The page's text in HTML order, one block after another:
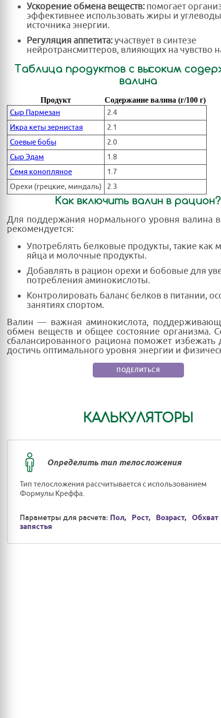
Ускорение обмена веществ: помогает
эффективнее использовать жиры и углеводы
источника энергии.
Регуляция аппетита:участвует в синтезе
нейротрансмиттеров, влияющих на чувство
Таблица продуктов с высоким
валина
Продукт Содержание валина (г/100 г)
Сыр Пармезан
2.4
Икра кеты зернистая
2.1
Соевые бобы
2.0
Сыр Эдам
1.8
Семя конопляное
1.7
Орехи (грецкие, миндаль)
2.3
Как включить валин в рацион?
Для поддержания нормального уровня валина
рекомендуется:
Употреблять белковые продукты, такие как
яйца и молочные продукты.
Добавлять в рацион орехи и бобовые для
потребления аминокислоты.
Контролировать баланс белков в питании,
занятиях спортом.
Валин — важная аминокислота,
обмен веществ и общее состояние организма.
сбалансированного рациона поможет избежать
достичь оптимального уровня энергии и
ПОДЕЛИТЬСЯ
КАЛЬКУЛЯТОРЫ
Определить тип телосложения
Тип телосложения рассчитывается с использованием
Формулы Креффа.
Параметры для расчета: Пол, Рост, Возраст,
Обхват
запястья